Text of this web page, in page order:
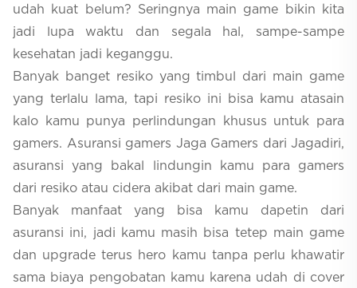
udah kuat belum? Seringnya main game bikin kita
jadi lupa waktu dan segala hal, sampe-sampe
kesehatan jadi keganggu.
Banyak banget resiko yang timbul dari main game
yang terlalu lama, tapi resiko ini bisa kamu atasain
kalo kamu punya perlindungan khusus untuk para
gamers. Asuransi gamers Jaga Gamers dari Jagadiri,
asuransi yang bakal lindungin kamu para gamers
dari resiko atau cidera akibat dari main game.
Banyak manfaat yang bisa kamu dapetin dari
asuransi ini, jadi kamu masih bisa tetep main game
dan upgrade terus hero kamu tanpa perlu khawatir
sama biaya pengobatan kamu karena udah di cover